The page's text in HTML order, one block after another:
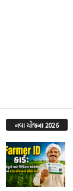
નવા યોજના 2026